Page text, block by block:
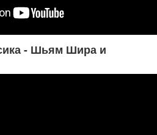
- Шьям Шира и